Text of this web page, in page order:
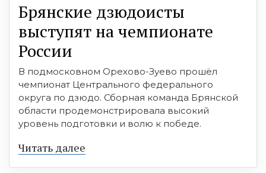
Брянские дзюдоисты
выступят на чемпионате
России
В подмосковном Орехово-Зуево прошёл
чемпионат Центрального федерального
округа по дзюдо. Сборная команда Брянской
области продемонстрировала высокий
уровень подготовки и волю к победе.
Читать далее